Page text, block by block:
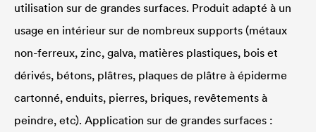
utilisation sur de grandes surfaces. Produit adapté à un
usage en intérieur sur de nombreux supports (métaux
non-ferreux, zinc, galva, matières plastiques, bois et
dérivés, bétons, plâtres, plaques de plâtre à épiderme
cartonné, enduits, pierres, briques, revêtements à
peindre, etc). Application sur de grandes surfaces :